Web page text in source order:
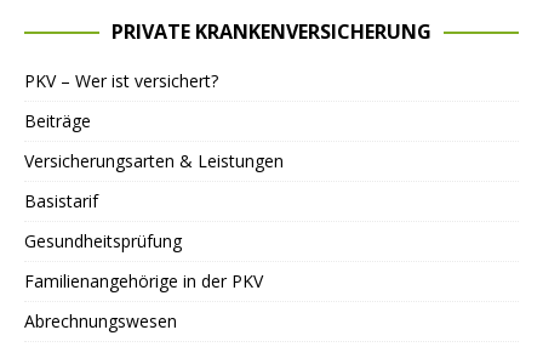
PRIVATE KRANKENVERSICHERUNG
PKV – Wer ist versichert?
Beiträge
Versicherungsarten & Leistungen
Basistarif
Gesundheitsprüfung
Familienangehörige in der PKV
Abrechnungswesen